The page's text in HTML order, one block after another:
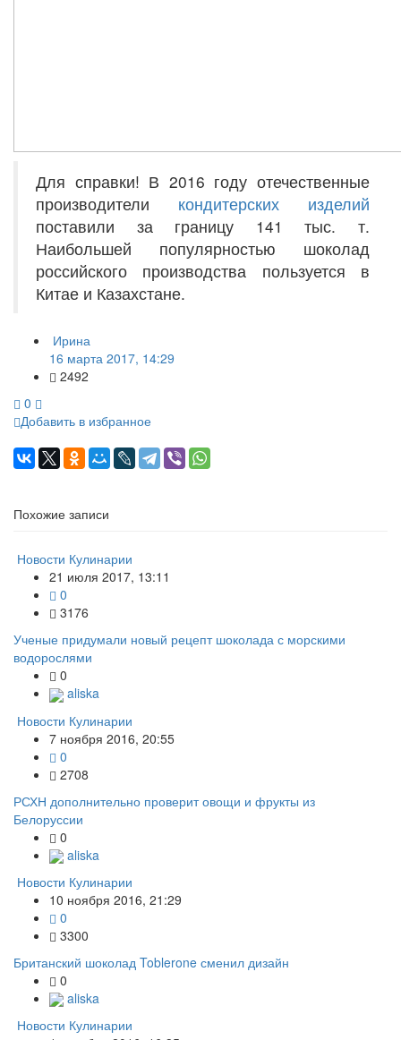
Для справки! В 2016 году отечественные
производители кондитерских изделий
поставили за границу 141 тыс. т.
Наибольшей популярностью шоколад
российского производства пользуется в
Китае и Казахстане.
Ирина
16 марта 2017, 14:29
2492
0
Добавить в избранное
Похожие записи
Новости Кулинарии
21 июля 2017, 13:11
0
3176
Ученые придумали новый рецепт шоколада с морскими
водорослями
0
aliska
Новости Кулинарии
7 ноября 2016, 20:55
0
2708
РСХН дополнительно проверит овощи и фрукты из
Белоруссии
0
aliska
Новости Кулинарии
10 ноября 2016, 21:29
0
3300
Британский шоколад Toblerone сменил дизайн
0
aliska
Новости Кулинарии